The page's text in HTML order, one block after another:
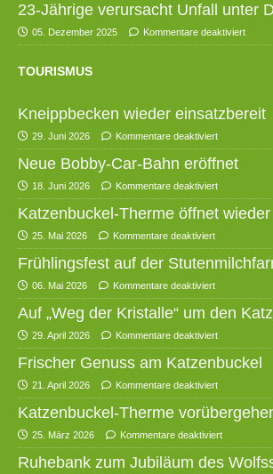
23-Jährige verursacht Unfall unter
05. Dezember 2025 Kommentare deaktiviert
TOURISMUS
Kneippbecken wieder einsatzbereit
29. Juni 2026 Kommentare deaktiviert
Neue Bobby-Car-Bahn eröffnet
18. Juni 2026 Kommentare deaktiviert
Katzenbuckel-Therme öffnet wieder
25. Mai 2026 Kommentare deaktiviert
Frühlingsfest auf der
06. Mai 2026 Kommentare deaktiviert
Auf „Weg der Kristalle“ um den
29. April 2026 Kommentare deaktiviert
Frischer Genuss am Katzenbuckel
21. April 2026 Kommentare deaktiviert
Katzenbuckel-Therme
25. März 2026 Kommentare deaktiviert
Ruhebank zum Jubiläum des